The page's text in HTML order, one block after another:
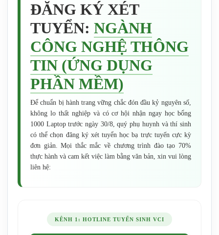
ĐĂNG KÝ XÉT
TUYỂN: NGÀNH
CÔNG NGHỆ THÔNG
TIN (ỨNG DỤNG
PHẦN MỀM)
Để chuẩn bị hành trang vững chắc đón đầu kỷ nguyên số,
không lo thất nghiệp và có cơ hội nhận ngay học bổng
1000 Laptop trước ngày 30/8, quý phụ huynh và thí sinh
có thể chọn đăng ký xét tuyển học bạ trực tuyến cực kỳ
đơn giản. Mọi thắc mắc về chương trình đào tạo 70%
thực hành và cam kết việc làm bằng văn bản, xin vui lòng
liên hệ:
KÊNH 1: HOTLINE TUYỂN SINH VCI